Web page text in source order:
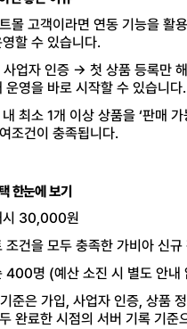
몰 고객이라면 연동 기능을 활
할 수 있습니다.
업자 인증 → 첫 상품 등록만 해
운영을 바로 시작할 수 있습니다.
최소 1개 이상 상품을 ‘판매 가
조건이 충족됩니다.
한눈에 보기
시 30,000원
조건을 모두 충족한 가비아 신규
400명 (예산 소진 시 별도 안내
준은 가입, 사업자 인증, 상품
완료한 시점의 서버 기록 기준